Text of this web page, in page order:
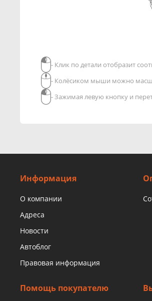
- Клик по детали отобразит
- Колёсиком мыши можно
- Зажимая левую кнопку и
Информация
О компании
Адреса
Новости
Автоблог
Правовая информация
Помощь покупателю